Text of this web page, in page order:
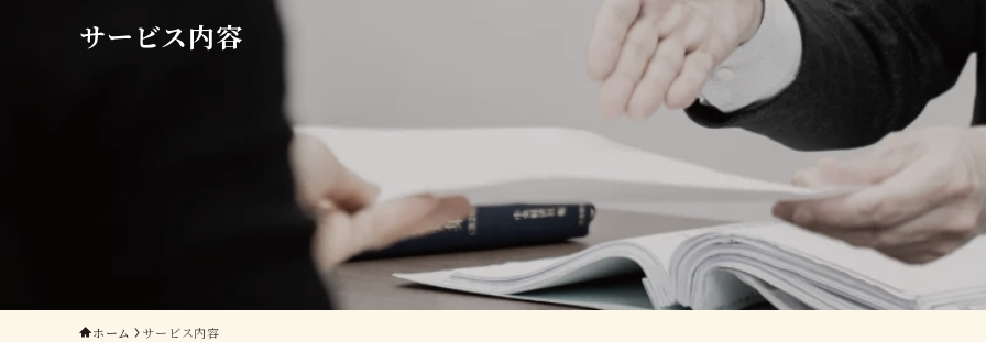
サービス内容
ホーム サービス内容